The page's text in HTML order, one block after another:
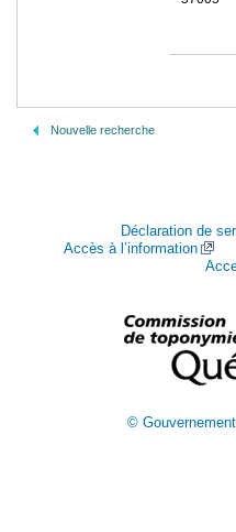
Nouvelle recherche
Déclaration de
Accès à l’information
©